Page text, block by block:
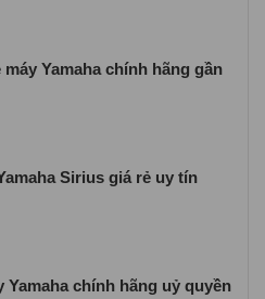
Yamaha chính hãng gần
Sirius giá rẻ uy tín
Yamaha chính hãng uỷ quyền